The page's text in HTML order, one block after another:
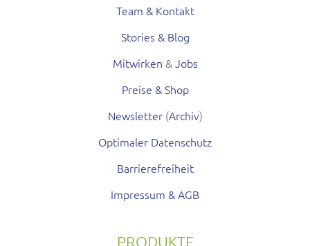
Team & Kontakt
Stories & Blog
Mitwirken &Jobs
Preise & Shop
Newsletter(Archiv)
Optimaler Datenschutz
Barrierefreiheit
Impressum & AGB
PRODUKTE